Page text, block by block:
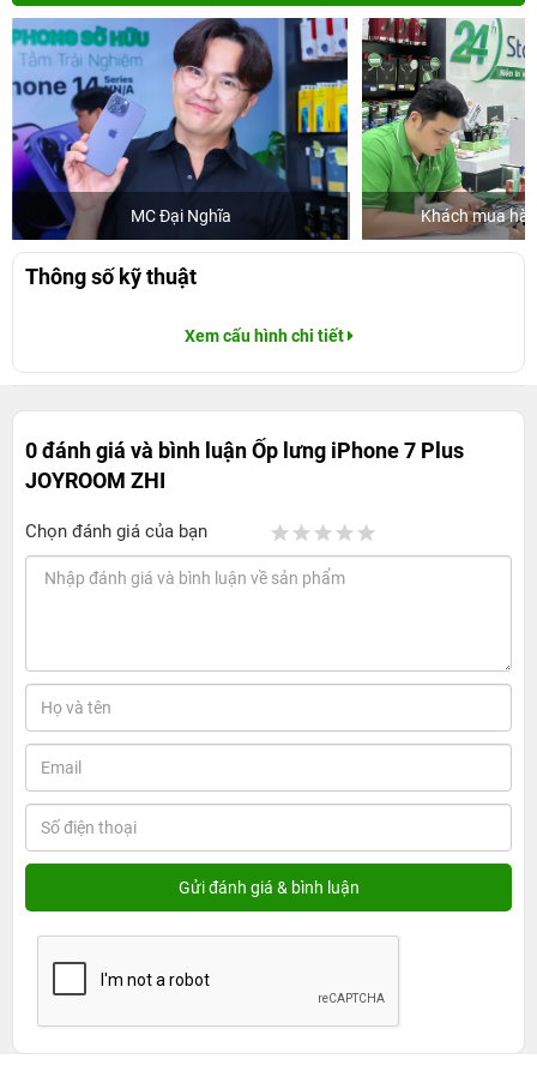
MC Đại Nghĩa Khách mua
Thông số kỹ thuật
Xem cấu hình chi tiết
0 đánh giá và bình luậnỐp lưng iPhone 7 Plus
JOYROOM ZHI
Chọn đánh giá của bạn